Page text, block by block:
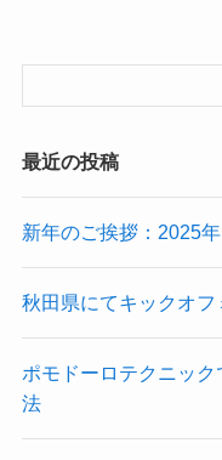
最近の投稿
新年のご挨拶：2025
秋田県にてキックオフ
ポモドーロテクニッ
法